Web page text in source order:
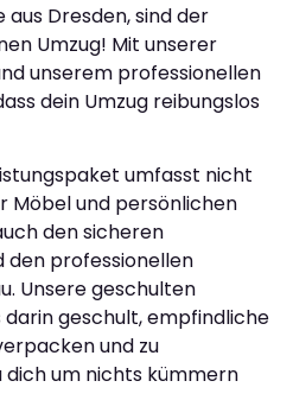
aus Dresden, sind der
Umzug! Mit unserer
unserem professionellen
dein Umzug reibungslos
umfasst nicht
Möbel und persönlichen
den sicheren
den professionellen
Unsere geschulten
geschult, empfindliche
und zu
um nichts kümmern